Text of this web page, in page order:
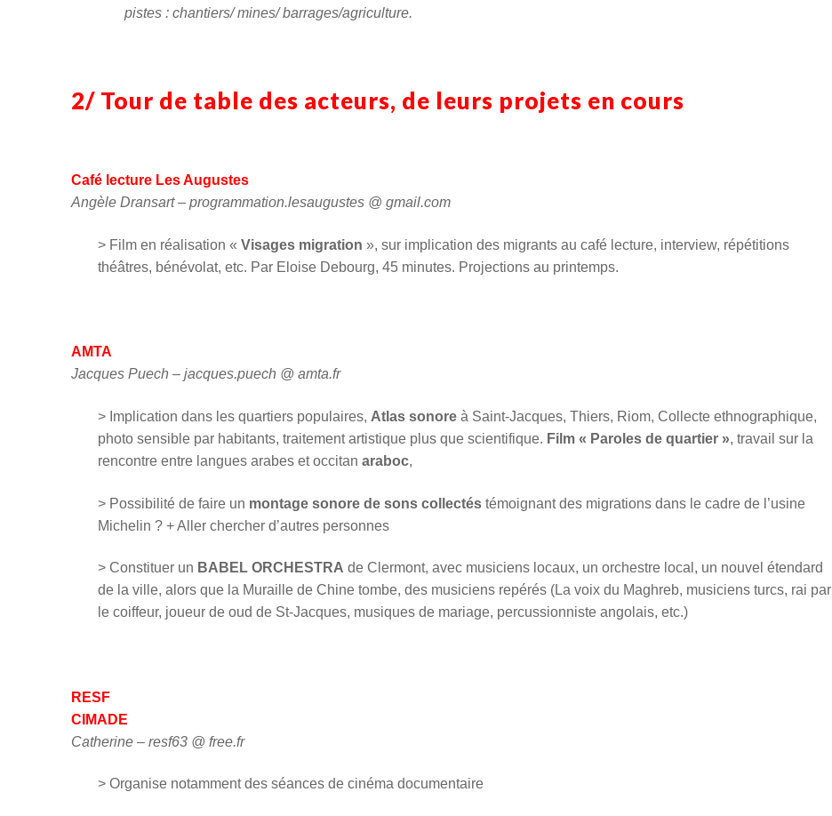
pistes : chantiers/ mines/ barrages/agriculture.
2/ Tour de table des acteurs, de leurs projets en cours
Café lecture Les Augustes
Angèle Dransart – programmation.lesaugustes @ gmail.com
> Film en réalisation « Visages migration », sur implication des migrants au café lecture, interview, répétitions
théâtres, bénévolat, etc. Par Eloise Debourg, 45 minutes. Projections au printemps.
AMTA
Jacques Puech – jacques.puech @ amta.fr
> Implication dans les quartiers populaires, Atlas sonore à Saint-Jacques, Thiers, Riom, Collecte ethnographique,
photo sensible par habitants, traitement artistique plus que scientifique. Film « Paroles de quartier », travail sur la
rencontre entre langues arabes et occitan araboc,
> Possibilité de faire un montage sonore de sons collectés témoignant des migrations dans le cadre de l’usine
Michelin ? + Aller chercher d’autres personnes
> Constituer un BABEL ORCHESTRA de Clermont, avec musiciens locaux, un orchestre local, un nouvel étendard
de la ville, alors que la Muraille de Chine tombe, des musiciens repérés (La voix du Maghreb, musiciens turcs, rai par
le coiffeur, joueur de oud de St-Jacques, musiques de mariage, percussionniste angolais, etc.)
RESF
CIMADE
Catherine – resf63 @ free.fr
> Organise notamment des séances de cinéma documentaire